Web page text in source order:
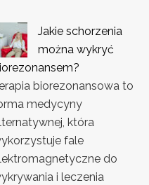
Jakie schorzenia
można wykryć
biorezonansowa to
medycyny
która
fale
do
i leczenia